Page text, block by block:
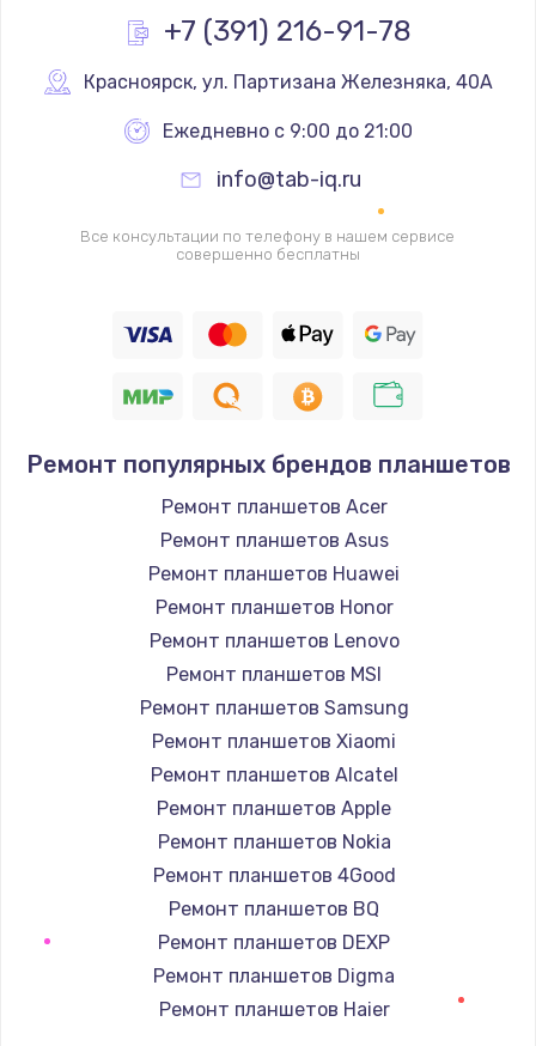
Заказать
Замена камеры телефона
Замена динамика телефона
709 руб.
Замена микрофона телефона
529 руб.
Замена шлейфа матрицы телефона
709 руб.
Заказать
Замена шлейфа кнопок телефона
812 руб.
Заказать
Замена шлейфа аудио телефона
318 руб.
Заказать
Замена системной / материнской платы
телефона
Заказать
+7 (391) 216-91-78
Красноярск, ул. Партизана Железняка, 40А
Ежедневно с 9:00 до 21:00
info@tab-iq.ru
Все консультации по телефону в нашем сервисе
совершенно бесплатны
Ремонт популярных брендов планшетов
Ремонт планшетов Acer
Ремонт планшетов Asus
Ремонт планшетов Huawei
Ремонт планшетов Honor
Ремонт планшетов Lenovo
Ремонт планшетов MSI
Ремонт планшетов Samsung
Ремонт планшетов Xiaomi
Ремонт планшетов Alcatel
Ремонт планшетов Apple
Ремонт планшетов Nokia
Ремонт планшетов 4Good
Ремонт планшетов BQ
Ремонт планшетов DEXP
Ремонт планшетов Digma
Ремонт планшетов Haier